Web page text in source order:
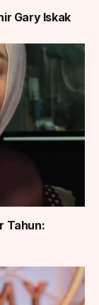
Gary Iskak
Tahun: